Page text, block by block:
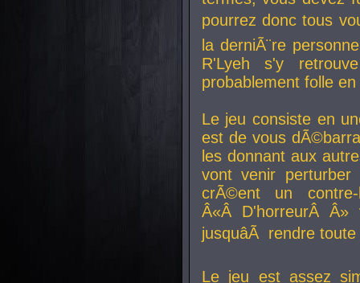
pourrez donc tous
la derniÃ¨re
R'Lyeh s'y
probablement folle
Le jeu consiste en
est de vous
les donnant aux
vont venir perturber
crÃ©ent un
Â«Â D'horreurÂ
jusquâÃ rendre
Le jeu est assez